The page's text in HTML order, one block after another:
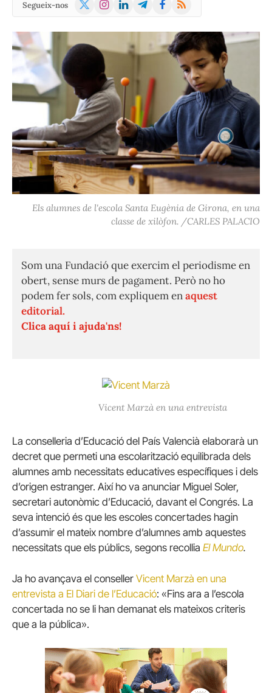
Segueix-nos
Els alumnes de l'escola Santa Eugènia de Girona, en una
classe de xilòfon. /CARLES PALACIO
Som una Fundació que exercim el periodisme en
obert, sense murs de pagament. Però no ho
podem fer sols, com expliquem enaquest
editorial.
Clica aquí i ajuda'ns!
Vicent Marzà en una entrevista
La conselleria d’Educació del País Valencià elaborarà un
decret que permeti una escolarització equilibrada dels
alumnes amb necessitats educatives específiques i dels
d’origen estranger. Així ho va anunciar Miguel Soler,
secretari autonòmic d’Educació, davant el Congrés. La
seva intenció és que les escoles concertades hagin
d’assumir el mateix nombre d’alumnes amb aquestes
necessitats que els públics, segons recollia El Mundo.
Ja ho avançava el conseller Vicent Marzà en una
entrevista a El Diari de l’Educació: «Fins ara a l’escola
concertada no se li han demanat els mateixos criteris
que a la pública».